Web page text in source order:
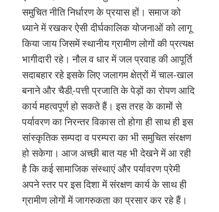
समुचितनीतिनिर्धारणकेप्रयासहों। समाजको
ध्यानेमेंरखकरऐसीदीर्घकालिकयोजनाओंकोलागू
कियाजायजिसमेंस्थानीयग्रामीणलोगोंकीप्रत्यक्ष
भागीदारीरहे। नौलवधारमेंजलप्रवाहकीआपूर्ति
सदाबहाररहेइसकेलिएजलागमक्षेत्रोंमेंचाल-खाल
बनानेऔरचैडी-़पत्तीप्रजातिकेपेड़ोंकारोपणआदि
कार्यमहत्वपूर्णहोसकतेहैं। इसतरहकेकामोंसे
पर्यावरणकानिरन्तरविकासतोहोगाहीसाथहीइस
सांस्कृतिकसम्पदावपरम्पराकाभीसमुचितसंरक्षण
होसकेगा। आजअच्छीबातयहभीदेखनेमेंआरही
हैकिकईसामाजिकसंस्थाएंऔरपर्यावरणप्रेमी
अपनेस्तरपरइसदिशामेंसंरक्षणकार्यकेसाथही
ग्रामीणलोगोंमेंजागरुकताकाप्रसारकररहेहैं।